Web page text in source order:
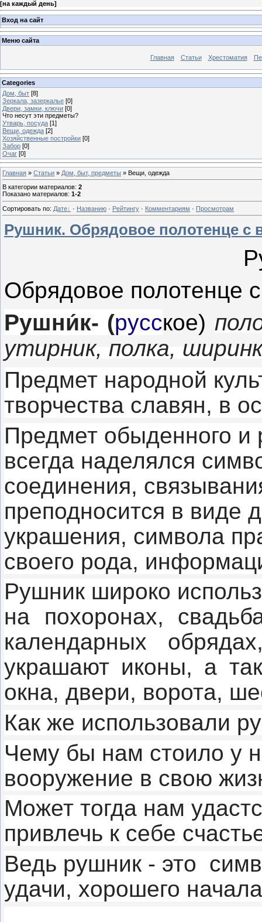
[на каждый день]
Вход на сайт
Меню сайта
Главная Статьи Хрестоматия
Categories
Дом, быт [8]
Зеркала, зазеркалье [0]
Двери, замки, ключи [0]
Что несут эти предметы?
Утварь, посуда [1]
Вещи, одежда [2]
Хозяйственные постройки [0]
Забор [0]
Очаг [0]
Главная » Статьи » Дом, быт, предметы » Вещи, одежда
В категории материалов: 2
Показано материалов: 1-2
Сортировать по: Дате · Названию · Рейтингу · Комментариям · Просмотрам
Рушник. Обрядовое полотенце
Обрядовое полотенце
Рушни́к- (русское)
утирник, полка,
Предмет народной
творчества славян, в
Предмет обыденного и
всегда наделялся
соединения,
преподносится в виде
украшения, символа
своего рода,
Рушник широко
на похоронах,
календарных
украшают иконы, а
окна, двери, ворота,
Как же использовали
Чему бы нам стоило у
вооружение в свою
Может тогда нам
привлечь к себе
Ведь рушник - это
удачи, хорошего